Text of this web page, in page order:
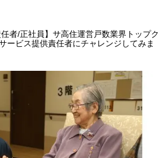
任者/正社員】サ高住運営戸数業界トップク
ービス提供責任者にチャレンジしてみま